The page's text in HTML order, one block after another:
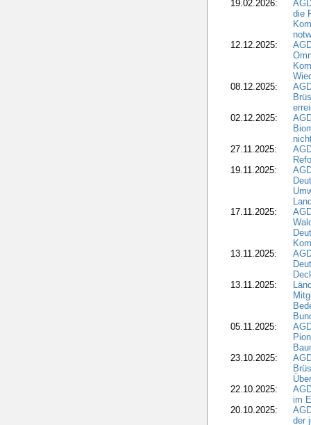
19.02.2026:
die
12.12.2025:
08.12.2025:
02.12.2025:
27.11.2025:
19.11.2025:
17.11.2025:
13.11.2025:
13.11.2025:
05.11.2025:
23.10.2025:
22.10.2025:
im
20.10.2025:
der